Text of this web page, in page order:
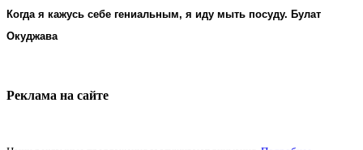
Когда я кажусь себе гениальным, я иду мыть посуду. Булат
Окуджава
Реклама на cайте